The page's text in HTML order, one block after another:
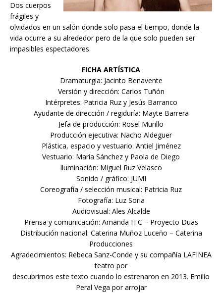
Dos cuerpos
frágiles y
olvidados en un salón donde solo pasa el tiempo, donde la
vida ocurre a su alrededor pero de la que solo pueden ser
impasibles espectadores.
FICHA ARTÍSTICA
Dramaturgia: Jacinto Benavente
Versión y dirección: Carlos Tuñón
Intérpretes: Patricia Ruz y Jesús Barranco
Ayudante de dirección / regiduría: Mayte Barrera
Jefa de producción: Rosel Murillo
Producción ejecutiva: Nacho Aldeguer
Plástica, espacio y vestuario: Antiel Jiménez
Vestuario: María Sánchez y Paola de Diego
Iluminación: Miguel Ruz Velasco
Sonido / gráfico: JUMI
Coreografía / selección musical: Patricia Ruz
Fotografía: Luz Soria
Audiovisual: Ales Alcalde
Prensa y comunicación: Amanda H C – Proyecto Duas
Distribución nacional: Caterina Muñoz Luceño – Caterina
Producciones
Agradecimientos: Rebeca Sanz-Conde y su compañía LAFINEA
teatro por
descubrirnos este texto cuando lo estrenaron en 2013. Emilio
Peral Vega por arrojar